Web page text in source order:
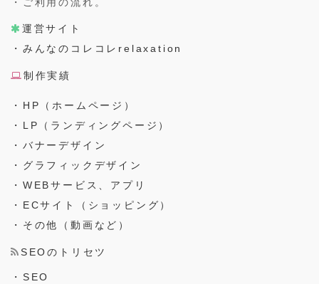
・ご利用の流れ。
運営サイト
・みんなのコレコレrelaxation
制作実績
・HP（ホームページ）
・LP（ランディングページ）
・バナーデザイン
・グラフィックデザイン
・WEBサービス、アプリ
・ECサイト（ショッピング）
・その他（動画など）
SEOのトリセツ
・SEO